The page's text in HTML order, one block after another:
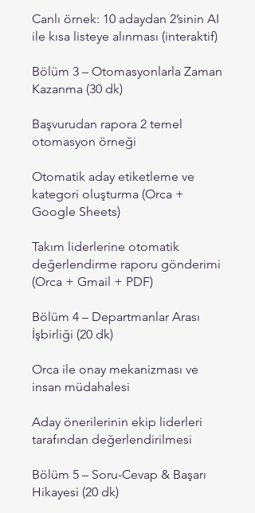
Canlı örnek: 10 adaydan 2’sinin AI
ile kısa listeye alınması (interaktif)
Bölüm 3 – Otomasyonlarla Zaman
Kazanma (30 dk)
Başvurudan rapora 2 temel
otomasyon örneği
Otomatik aday etiketleme ve
kategori oluşturma (Orca +
Google Sheets)
Takım liderlerine otomatik
değerlendirme raporu gönderimi
(Orca + Gmail + PDF)
Bölüm 4 – Departmanlar Arası
İşbirliği (20 dk)
Orca ile onay mekanizması ve
insan müdahalesi
Aday önerilerinin ekip liderleri
tarafından değerlendirilmesi
Bölüm 5 – Soru-Cevap & Başarı
Hikayesi (20 dk)